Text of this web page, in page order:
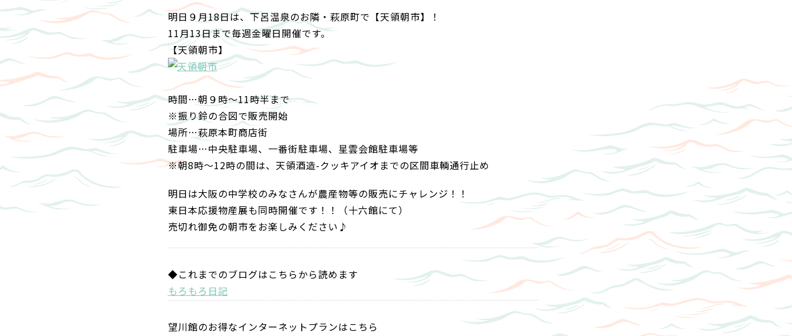
明日９月18日は、下呂温泉のお隣・萩原町で【天領朝市】！
11月13日まで毎週金曜日開催です。
【天領朝市】
時間…朝９時～11時半まで
※振り鈴の合図で販売開始
場所…萩原本町商店街
駐車場…中央駐車場、一番街駐車場、星雲会館駐車場等
※朝8時～12時の間は、天領酒造-クッキアイオまでの区間車輌通行止め
明日は大阪の中学校のみなさんが農産物等の販売にチャレンジ！！
東日本応援物産展も同時開催です！！（十六館にて）
売切れ御免の朝市をお楽しみください♪
◆これまでのブログはこちらから読めます
もろもろ日記
望川館のお得なインターネットプランはこちら